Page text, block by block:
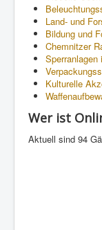
Land- und
Bildung und
Chemnitzer
Kulturelle
Wer ist
Aktuell sind 94